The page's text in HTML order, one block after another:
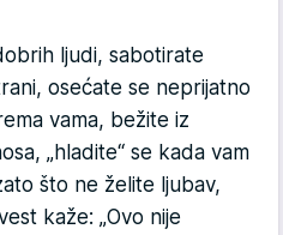
ljudi, sabotirate
osećate se neprijatno
vama, bežite iz
„hladite“ se kada vam
što ne želite ljubav,
kaže: „Ovo nije